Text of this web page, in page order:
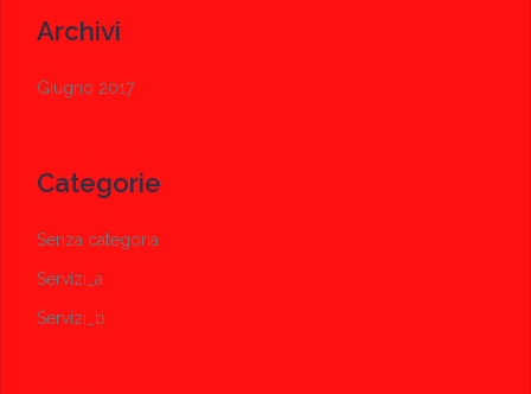
Archivi
Giugno 2017
Categorie
Senza categoria
Servizi_a
Servizi_b